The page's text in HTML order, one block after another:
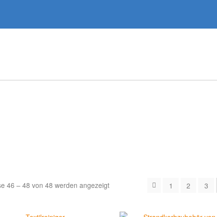
46 – 48 von 48 werden angezeigt 1 2 3